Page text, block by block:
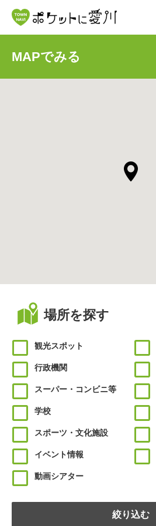
MAPでみる
場所を探す
観光スポット
行政機関
スーパー・コンビニ等
学校
スポーツ・文化施設
イベント情報
動画シアター